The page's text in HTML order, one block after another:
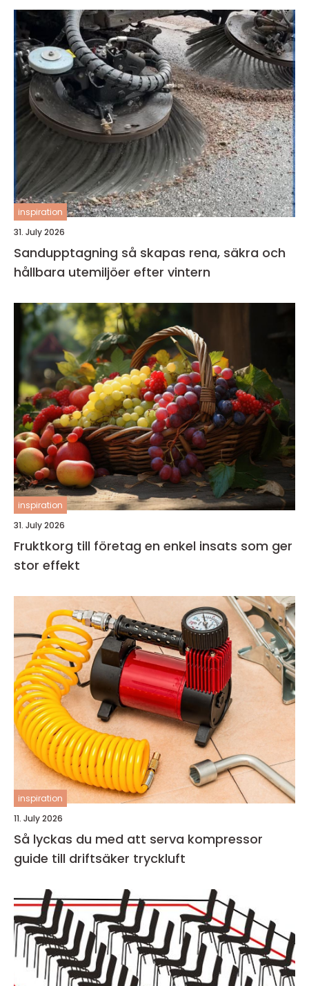
inspiration
31. July 2026
Sandupptagning så skapas rena, säkra och
hållbara utemiljöer efter vintern
inspiration
31. July 2026
Fruktkorg till företag en enkel insats som ger
stor effekt
inspiration
11. July 2026
Så lyckas du med att serva kompressor
guide till driftsäker tryckluft